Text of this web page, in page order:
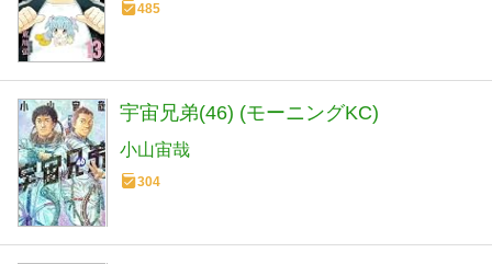
485
宇宙兄弟(46) (モーニングKC)
小山宙哉
304